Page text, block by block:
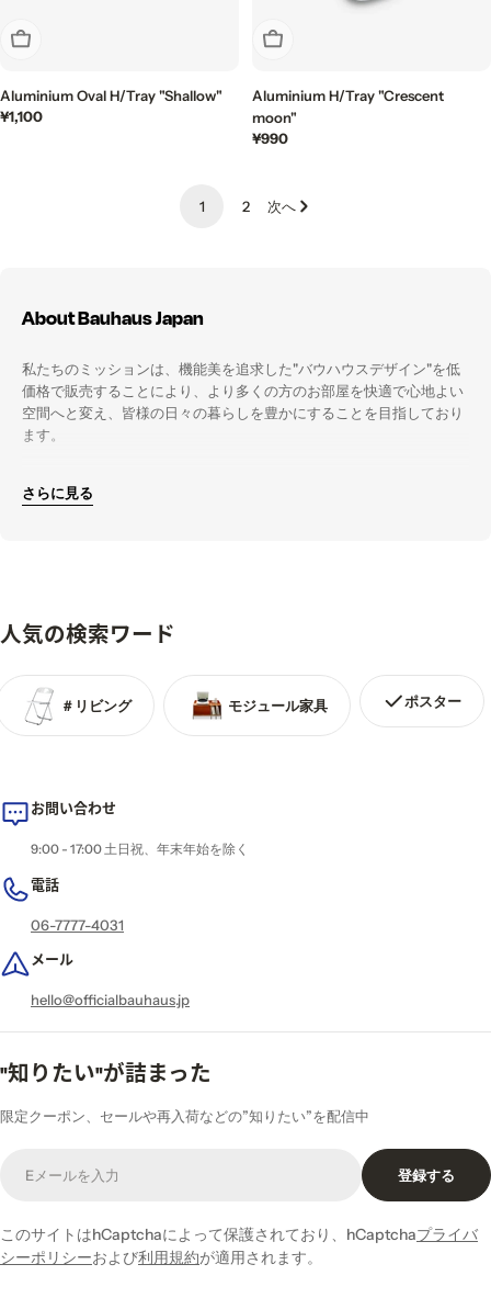
売り切れ
Aluminium Oval H/Tray "Shallow"
通
¥1,100
売り切れ
Aluminium H/Tray "Crescent
moon"
通
¥990
1 2 次へ
About Bauhaus Japan
私たちのミッションは、機能美を追求した"バウハウスデザイン"を低
価格で販売することにより、より多くの方のお部屋を快適で心地よい
空間へと変え、皆様の日々の暮らしを豊かにすることを目指しており
ます。
「Bauhaus Japan」では、高品質でコンテンポラリーなバウハウスら
しい、ミニマルデザインの家具・照明を主に取り揃えております。
家に帰るのが待ち遠しくなるような"小さな楽園"を「Bauhaus
さらに見る
人気の検索ワード
＃リビング モジュール家具 ポスター
お問い合わせ
9:00 - 17:00 土日祝、年末年始を除く
電話
06-7777-4031
メール
hello@officialbauhaus.jp
"知りたい"が詰まった
限定クーポン、セールや再入荷などの”知りたい”を配信中
登録する
このサイトはhCaptchaによって保護されており、hCaptchaプライバ
シーポリシーおよび利用規約が適用されます。